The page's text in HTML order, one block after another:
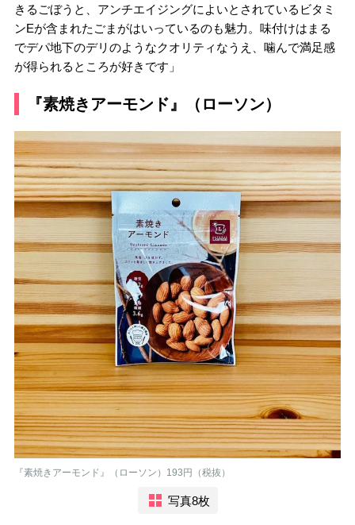
きるごぼうと、アンチエイジングによいとされているビタミ
ンEが含まれたごまがはいっているのも魅力。味付けはまる
でデパ地下のデリのようなクオリティなうえ、噛んで満足感
が得られるところが好きです」
『素焼きアーモンド』（ローソン）
『素焼きアーモンド』（ローソン）193円（税抜）
写真8枚